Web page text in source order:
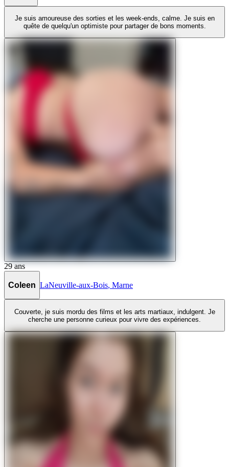
Je suis amoureuse des sorties et les week-ends, calme. Je suis en
quête de quelqu'un optimiste pour partager de bons moments.
29 ans
Coleen LaNeuville-aux-Bois, Marne
Couverte, je suis mordu des films et les arts martiaux, indulgent. Je
cherche une personne curieux pour vivre des expériences.